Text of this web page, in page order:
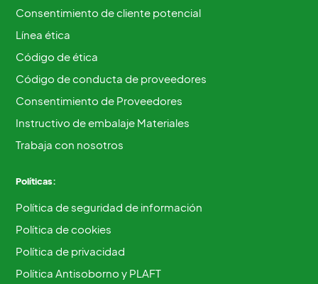
Consentimiento de cliente potencial
Línea ética
Código de ética
Código de conducta de proveedores
Consentimiento de Proveedores
Instructivo de embalaje Materiales
Trabaja con nosotros
Políticas:
Política de seguridad de información
Política de cookies
Política de privacidad
Política Antisoborno y PLAFT